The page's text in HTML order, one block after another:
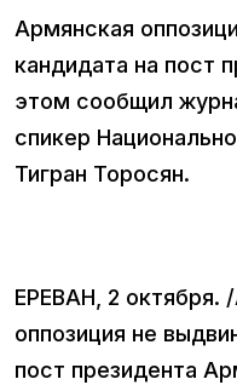
Армянская
кандидата на пост
этом сообщил
спикер
Тигран Торосян.
ЕРЕВАН, 2 октября.
оппозиция не
пост президента